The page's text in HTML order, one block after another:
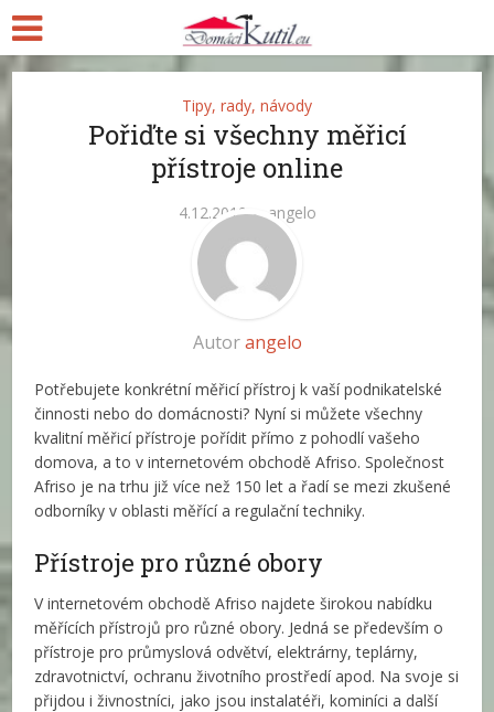
Tipy, rady, návody
Pořiďte si všechny měřicí
přístroje online
4.12.2019 angelo
Autorangelo
Potřebujete konkrétní měřicí přístroj k vaší podnikatelské
činnosti nebo do domácnosti? Nyní si můžete všechny
kvalitní měřicí přístroje pořídit přímo z pohodlí vašeho
domova, a to v internetovém obchodě Afriso. Společnost
Afriso je na trhu již více než 150 let a řadí se mezi zkušené
odborníky v oblasti měřící a regulační techniky.
Přístroje pro různé obory
V internetovém obchodě Afriso najdete širokou nabídku
měřících přístrojů pro různé obory. Jedná se především o
přístroje pro průmyslová odvětví, elektrárny, teplárny,
zdravotnictví, ochranu životního prostředí apod. Na svoje si
přijdou i živnostníci, jako jsou instalatéři, kominíci a další